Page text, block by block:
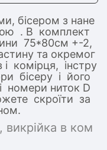
бісером з нане
. В комплект
75*80см +-2,
та окремог
комірця, інстру
бісеру і його
номери ниток D
скроїти за
викрійка в ком